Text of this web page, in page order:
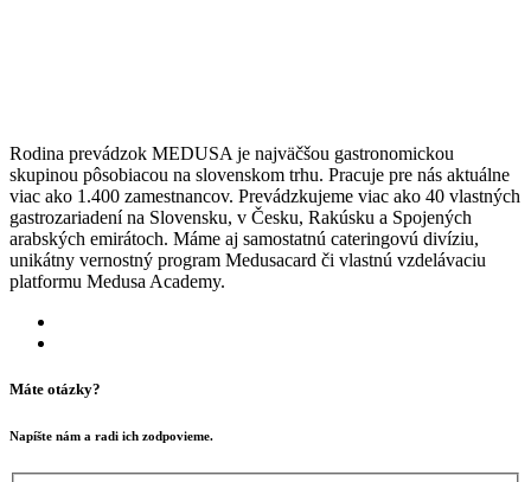
Rodina prevádzok MEDUSA je najväčšou gastronomickou
skupinou pôsobiacou na slovenskom trhu. Pracuje pre nás aktuálne
viac ako 1.400 zamestnancov. Prevádzkujeme viac ako 40 vlastných
gastrozariadení na Slovensku, v Česku, Rakúsku a Spojených
arabských emirátoch. Máme aj samostatnú cateringovú divíziu,
unikátny vernostný program Medusacard či vlastnú vzdelávaciu
platformu Medusa Academy.
Máte otázky?
Napíšte nám a radi ich zodpovieme.